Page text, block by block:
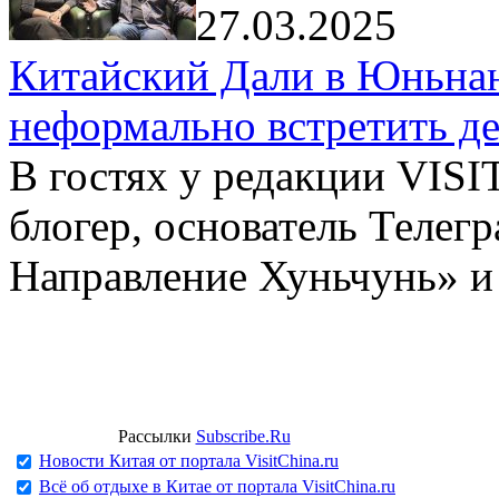
27.03.2025
Китайский Дали в
неформально встретить
В гостях у редакции
блогер, основатель
Направление Хуньчунь»
Рассылки Subscribe.Ru
Новости Китая от портала VisitChina.ru
Всё об отдыхе в Китае от портала VisitChina.ru